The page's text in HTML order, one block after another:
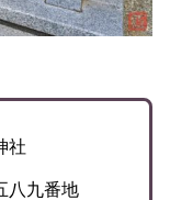
社
八九番地